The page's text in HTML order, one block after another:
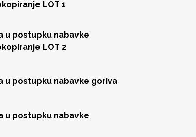
LOT 1
u postupku nabavke
LOT 2
u postupku nabavke goriva
u postupku nabavke